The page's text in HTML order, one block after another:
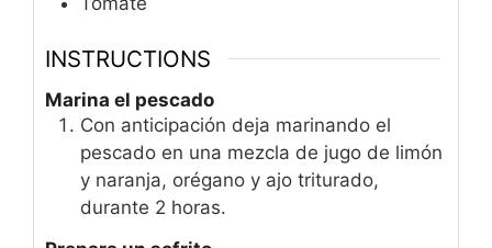
INSTRUCTIONS
Marina el pescado
Con anticipación deja marinando el
pescado en una mezcla de jugo de limón
y naranja, orégano y ajo triturado,
durante 2 horas.